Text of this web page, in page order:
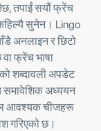
तपाईं सयौं फ्रेंच
सुनेन। Lingo
अनलाइन र छिटो
फ्रेंच भाषा
शब्दावली अपडेट
समावेशिक अध्ययन
आवश्यक चीजहरू
गरिएको छ।